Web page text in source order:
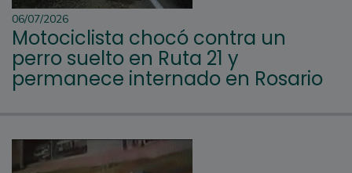
06/07/2026
Motociclista chocó contra un
perro suelto en Ruta 21 y
permanece internado en Rosario